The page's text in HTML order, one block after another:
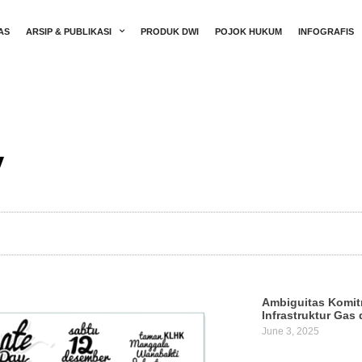
ARSIP & PUBLIKASI PRODUK DWI POJOK HUKUM INFOGRAFIS
Ambiguitas
Infrastruktur Gas
June 3, 2025